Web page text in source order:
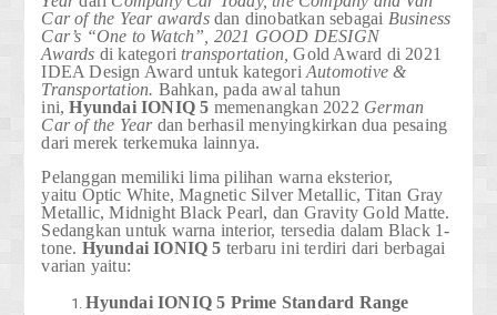
Car of the Year awardsdan dinobatkan sebagai Business
Car’s “One to Watch”, 2021 GOOD DESIGN
Awards di kategori transportation,Gold Award di 2021
IDEA Design Award untuk kategoriAutomotive &
Transportation. Bahkan, pada awal tahun
ini,HyundaiIONIQ 5 memenangkan 2022 German
Car of the Yeardan berhasil menyingkirkan dua pesaing
dari merek terkemuka lainnya.
Pelanggan memiliki lima pilihan warna eksterior,
yaitu Optic White, Magnetic Silver Metallic, Titan Gray
Metallic, Midnight Black Pearl, dan Gravity Gold Matte.
Sedangkan untuk warna interior, tersedia dalam Black 1-
tone. HyundaiIONIQ 5 terbaru ini terdiri dari berbagai
varian yaitu:
HyundaiIONIQ 5 Prime Standard Range